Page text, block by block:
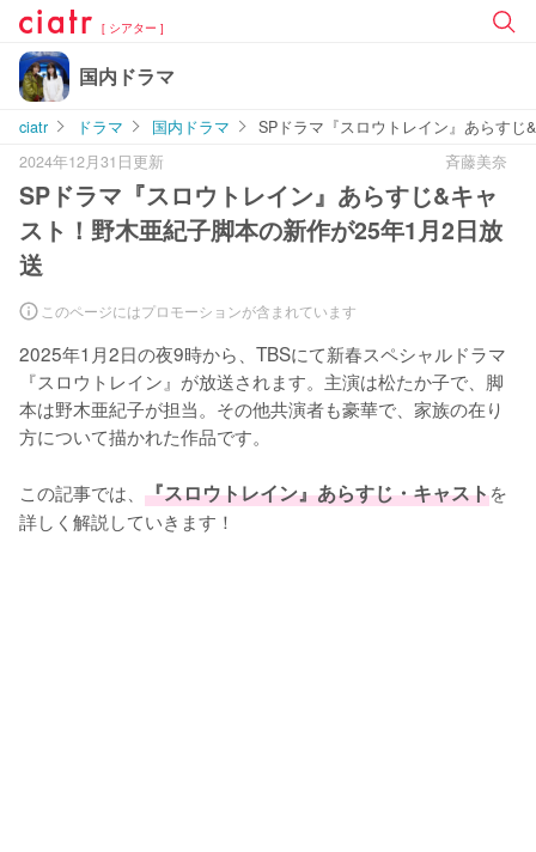
[ シアター ]
国内ドラマ
ciatr ドラマ 国内ドラマ
SPドラマ『スロウトレイン』あらす
2024年12月31日更新
斉藤美奈
SPドラマ『スロウトレイン』あらすじ&キャ
スト！野木亜紀子脚本の新作が25年1月2日放
送
このページにはプロモーションが含まれています
2025年1月2日の夜9時から、TBSにて新春スペシャルドラマ
『スロウトレイン』が放送されます。主演は松たか子で、脚
本は野木亜紀子が担当。その他共演者も豪華で、家族の在り
方について描かれた作品です。
この記事では、 『スロウトレイン』あらすじ・キャストを
詳しく解説していきます！